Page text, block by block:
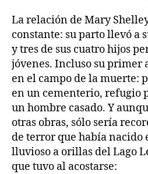
La relación de Mary
constante: su parto llevó a
y tres de sus cuatro hijos
jóvenes. Incluso su primer
en el campo de la muerte:
en un cementerio, refugio
un hombre casado. Y
otras obras, sólo sería
de terror que había nacido
lluvioso a orillas del Lago
que tuvo al acostarse: